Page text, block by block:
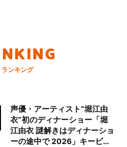
ランキング
声優・アーティスト“堀江由
衣”初のディナーショー「堀
江由衣 謎解きはディナーショ
ーの途中で 2026」キービジ